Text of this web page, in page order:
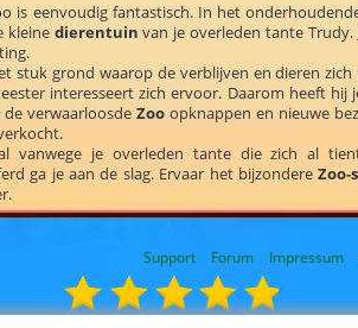
Support Forum Impressum
is eenvoudig fantastisch. In het
kleine dierentuin van je overleden tante Trudy.
stuk grond waarop de verblijven en dieren
interesseert zich ervoor. Daarom heeft hij
verwaarloosde Zoo opknappen en nieuwe
vanwege je overleden tante die zich al
ga je aan de slag. Ervaar het bijzondereZoo-